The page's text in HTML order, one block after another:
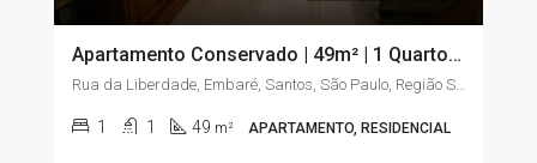
Apartamento Conservado | 49m² | 1 Quarto com Sacada | Embaré – Santos/SP
1 1 49 m² APARTAMENTO, RESIDENCIAL